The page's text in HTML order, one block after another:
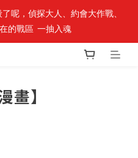
視角」 周邊商品
呢，偵探大人、約會大作戰、
的戰區  一抽入魂
畫】